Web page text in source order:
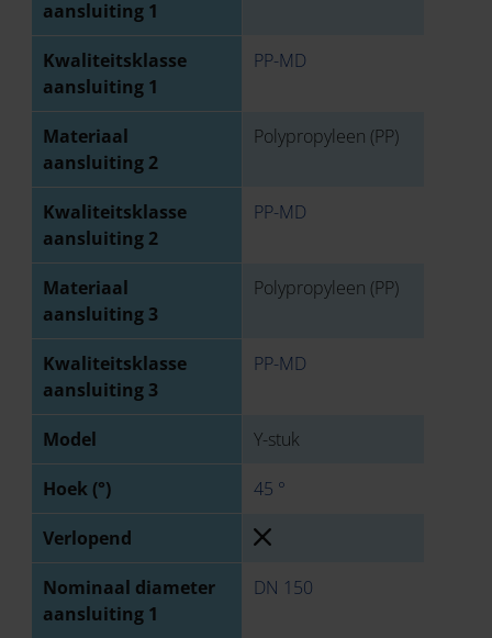
aansluiting 1
Kwaliteitsklasse
aansluiting 1
PP-MD
Materiaal
aansluiting 2
Polypropyleen (PP)
Kwaliteitsklasse
aansluiting 2
PP-MD
Materiaal
aansluiting 3
Polypropyleen (PP)
Kwaliteitsklasse
aansluiting 3
PP-MD
Model Y-stuk
Hoek (°) 45 °
Verlopend
Nominaal diameter
aansluiting 1
DN 150